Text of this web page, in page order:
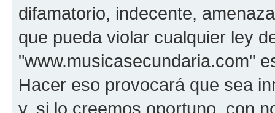
difamatorio, indecente,
que pueda violar cualquier ley
"www.musicasecundaria.com"
Hacer eso provocará que sea
y, si lo creemos oportuno, con